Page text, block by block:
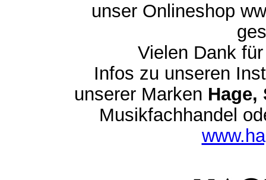
unser Onlineshop
Vielen Dank
Infos zu unseren
unserer Marken Hage,
Musikfachhandel